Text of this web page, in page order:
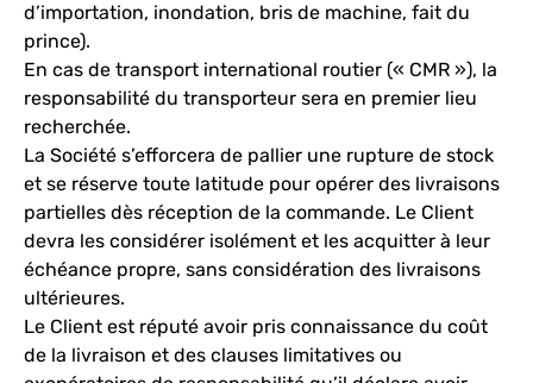
d’importation, inondation, bris de machine, fait du
prince).
En cas de transport international routier (« CMR »), la
responsabilité du transporteur sera en premier lieu
recherchée.
La Société s’efforcera de pallier une rupture de stock
et se réserve toute latitude pour opérer des livraisons
partielles dès réception de la commande. Le Client
devra les considérer isolément et les acquitter à leur
échéance propre, sans considération des livraisons
ultérieures.
Le Client est réputé avoir pris connaissance du coût
de la livraison et des clauses limitatives ou